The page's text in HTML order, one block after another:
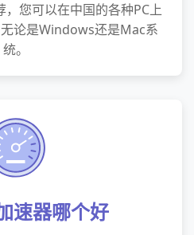
您可以在中国的各种PC上
论是Windows还是Mac系
统。
速器哪个好